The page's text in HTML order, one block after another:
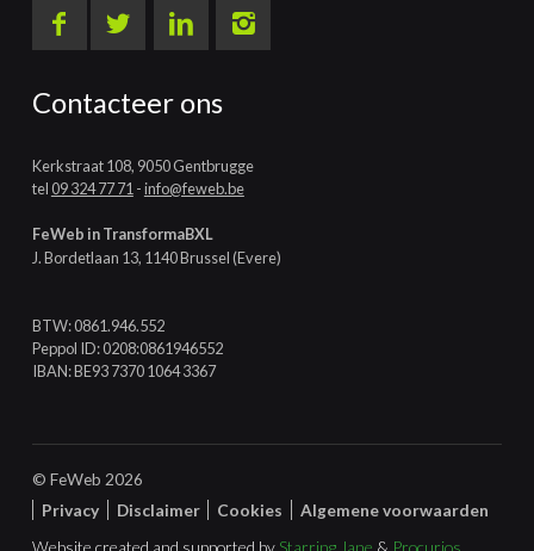
Contacteer ons
Kerkstraat 108, 9050 Gentbrugge
tel09 324 77 71 -info@feweb.be
FeWeb in TransformaBXL
J. Bordetlaan 13, 1140 Brussel (Evere)
BTW: 0861.946.552
Peppol ID: 0208:0861946552
IBAN: BE93 7370 1064 3367
© FeWeb 2026
Privacy
Disclaimer Cookies
Algemene voorwaarden
Website created and supported by Starring Jane & Procurios